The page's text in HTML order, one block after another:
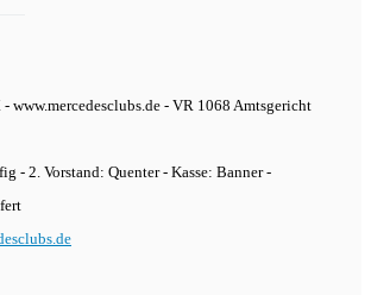
- www.mercedesclubs.de - VR 1068 Amtsgericht
- 2. Vorstand: Quenter - Kasse: Banner -